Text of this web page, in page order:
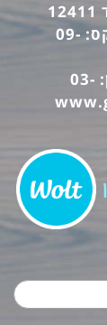
ק.א שוקולד בע"מ, בזלת 3 צור יגאל ת.ד 12411
מיקוד: 44862, טלפון: 09-7440473 פקס: 09-
חנות היבואן: ביאליק 50, רמת גן, טלפון: 03-